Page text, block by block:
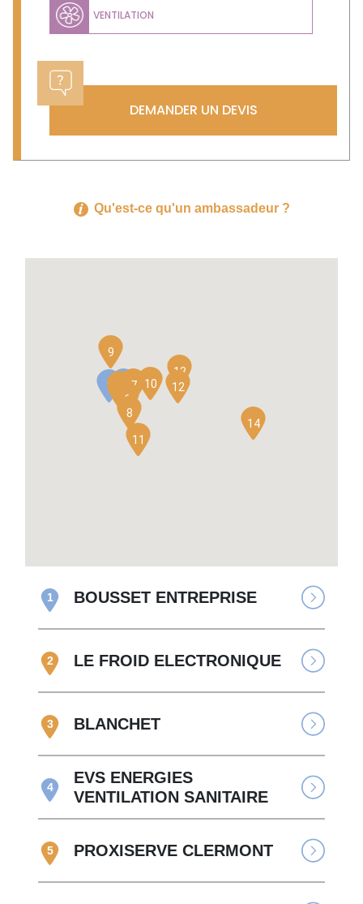
VENTILATION
DEMANDER UN DEVIS
Qu'est-ce qu'un ambassadeur ?
1
56
7
8
9
10
11
12
13
14
1 BOUSSET ENTREPRISE
2 LE FROID ELECTRONIQUE
3 BLANCHET
4
EVS ENERGIES
VENTILATION SANITAIRE
5 PROXISERVE CLERMONT